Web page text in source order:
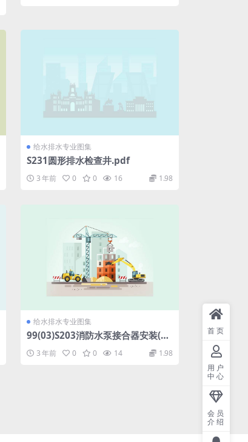
给水排水专业图集
S231圆形排水检查井.pdf
3 年前 0 0 16 1.98
给水排水专业图集
99(03)S203消防水泵接合器安装(含
2003年局部修改版).pdf
3 年前 0 0 14 1.98
首页
用户
中心
会员
介绍